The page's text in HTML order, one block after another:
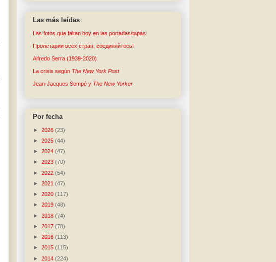
Las más leídas
Las fotos que faltan hoy en las portadas/tapas
Пролетарии всех стран, соединяйтесь!
Alfredo Serra (1939-2020)
La crisis según The New York Post
Jean-Jacques Sempé y The New Yorker
Por fecha
► 2026 (23)
► 2025 (44)
► 2024 (47)
► 2023 (70)
► 2022 (54)
► 2021 (47)
► 2020 (117)
► 2019 (48)
► 2018 (74)
► 2017 (78)
► 2016 (113)
► 2015 (115)
► 2014 (224)